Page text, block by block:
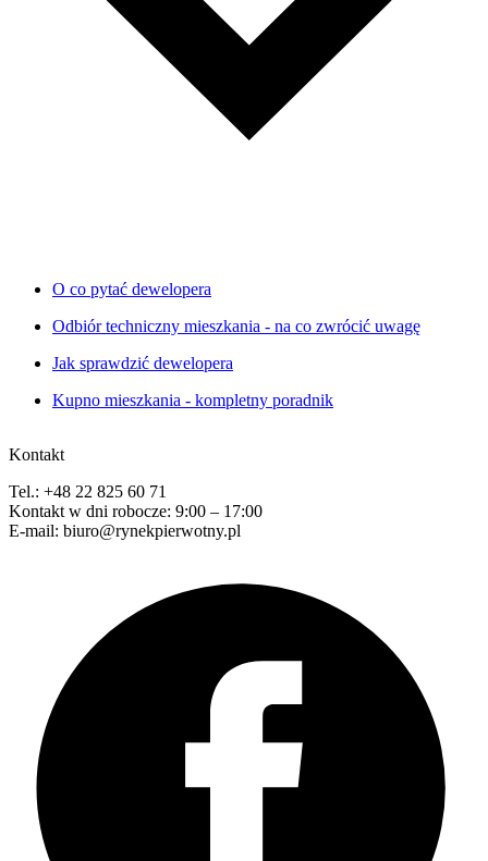
O co pytać dewelopera
Odbiór techniczny mieszkania - na co zwrócić uwagę
Jak sprawdzić dewelopera
Kupno mieszkania - kompletny poradnik
Kontakt
Tel.: +48 22 825 60 71
Kontakt w dni robocze: 9:00 – 17:00
E-mail: biuro@rynekpierwotny.pl